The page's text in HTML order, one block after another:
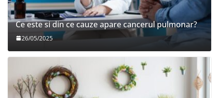
Ce este si din ce cauze apare cancerul pulmonar?
26/05/2025